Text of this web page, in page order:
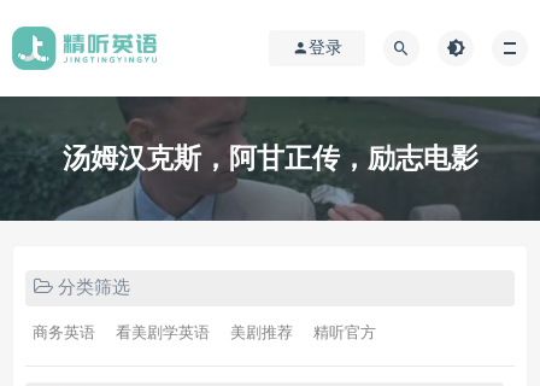
登录
汤姆汉克斯，阿甘正传，励志电影
分类筛选
商务英语 看美剧学英语 美剧推荐 精听官方